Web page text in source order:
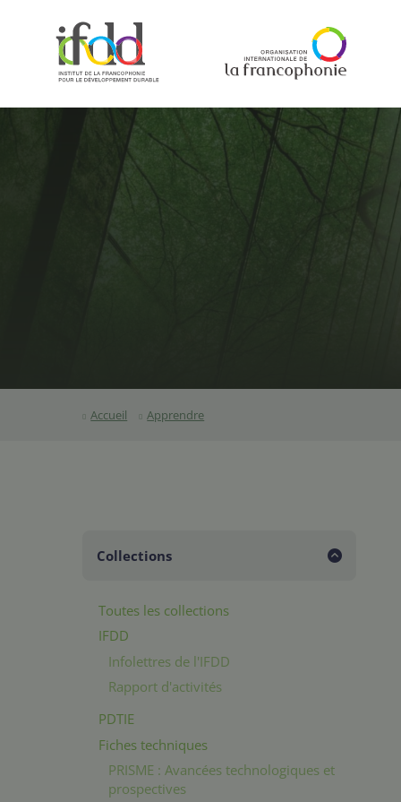
Accueil Apprendre
Collections
Toutes les collections
IFDD
Infolettres de l'IFDD
Rapport d'activités
PDTIE
Fiches techniques
PRISME : Avancées technologiques et
prospectives